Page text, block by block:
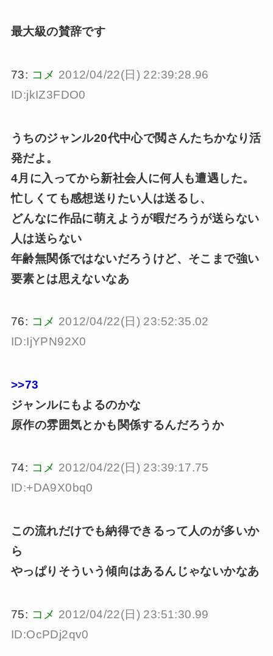
最大級の賛辞です
73: コメ 2012/04/22(日) 22:39:28.96
ID:jkIZ3FDO0
うちのジャンル20代中心で閲さんたちかなり活
発だよ。
4月に入ってから新社会人に何人も遭遇した。
忙しくても感想送りたい人は送るし、
どんなに作品に萌えようが暇だろうが送らない
人は送らない
年齢無関係ではないだろうけど、そこまで強い
要素とは思えないなあ
76: コメ 2012/04/22(日) 23:52:35.02
ID:IjYPN92X0
>>73
ジャンルにもよるのかな
原作の雰囲気とかも関係するんだろうか
74: コメ 2012/04/22(日) 23:39:17.75
ID:+DA9X0bq0
この流れだけでも納得できるって人のが多いか
ら
やっぱりそういう傾向はあるんじゃないかなあ
75: コメ 2012/04/22(日) 23:51:30.99
ID:OcPDj2qv0